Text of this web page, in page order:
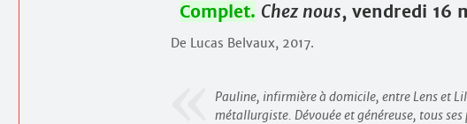
Complet. Chez nous, vendredi 16
De Lucas Belvaux, 2017.
Pauline, infirmière à domicile, entre Lens et
métallurgiste. Dévouée et généreuse, tous